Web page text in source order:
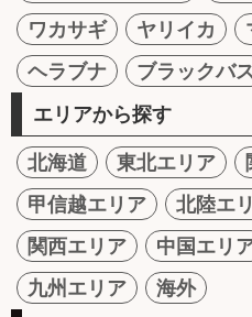
ワカサギ
ヤリイカ
ヘラブナ
ブラックバス
エリアから探す
北海道 東北エリア
甲信越エリア
北陸エ
関西エリア
中国エリ
九州エリア
海外